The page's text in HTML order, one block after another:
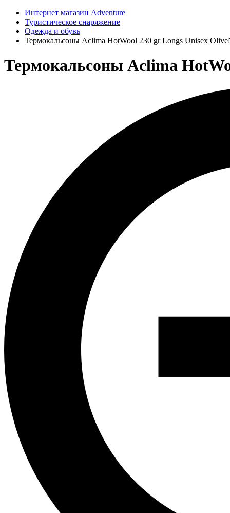
Интернет магазин Adventure
Туристическое снаряжение
Одежда и обувь
Термокальсоны Aclima HotWool 230 gr Longs Unisex
Термокальсоны Aclima